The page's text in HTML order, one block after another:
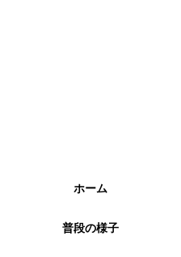
ホーム
普段の様子